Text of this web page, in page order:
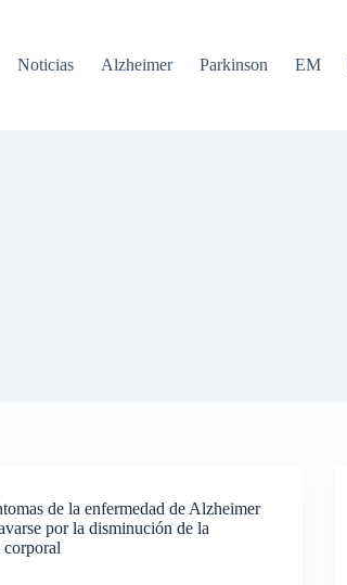
Noticias Alzheimer Parkinson EM
de la enfermedad de Alzheimer
por la disminución de la
corporal